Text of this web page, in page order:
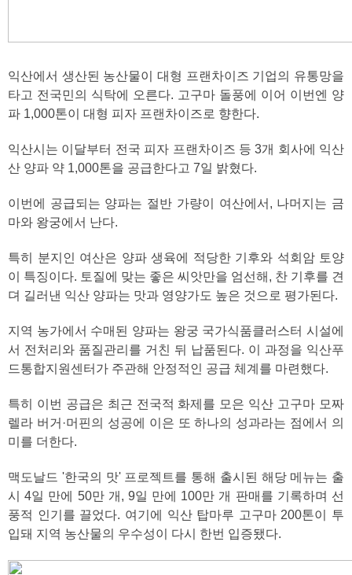
익산에서 생산된 농산물이 대형 프랜차이즈 기업의 유통망을
타고 전국민의 식탁에 오른다. 고구마 돌풍에 이어 이번엔 양
파 1,000톤이 대형 피자 프랜차이즈로 향한다.
익산시는 이달부터 전국 피자 프랜차이즈 등 3개 회사에 익산
산 양파 약 1,000톤을 공급한다고 7일 밝혔다.
이번에 공급되는 양파는 절반 가량이 여산에서, 나머지는 금
마와 왕궁에서 난다.
특히 분지인 여산은 양파 생육에 적당한 기후와 석회암 토양
이 특징이다. 토질에 맞는 좋은 씨앗만을 엄선해, 찬 기후를 견
뎌 길러낸 익산 양파는 맛과 영양가도 높은 것으로 평가된다.
지역 농가에서 수매된 양파는 왕궁 국가식품클러스터 시설에
서 전처리와 품질관리를 거친 뒤 납품된다. 이 과정을 익산푸
드통합지원센터가 주관해 안정적인 공급 체계를 마련했다.
특히 이번 공급은 최근 전국적 화제를 모은 익산 고구마 모짜
렐라 버거·머핀의 성공에 이은 또 하나의 성과라는 점에서 의
미를 더한다.
맥도날드 '한국의 맛' 프로젝트를 통해 출시된 해당 메뉴는 출
시 4일 만에 50만 개, 9일 만에 100만 개 판매를 기록하며 선
풍적 인기를 끌었다. 여기에 익산 탑마루 고구마 200톤이 투
입돼 지역 농산물의 우수성이 다시 한번 입증됐다.